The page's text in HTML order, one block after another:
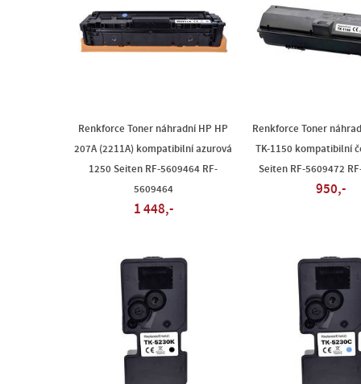
Renkforce Toner náhradní HP HP
207A (2211A) kompatibilní azurová
1250 Seiten RF-5609464 RF-
5609464
1 448,-
Renkforce Toner
TK-1150 kompatibilní
Seiten RF-5609472
950,-